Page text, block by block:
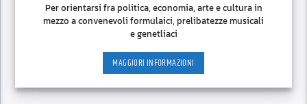
Per orientarsi fra politica, economia, arte e cultura in
mezzo a convenevoli formulaici, prelibatezze musicali
e genetliaci
MAGGIORI INFORMAZIONI